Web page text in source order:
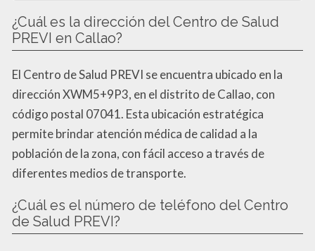
¿Cuál es la dirección del Centro de Salud
PREVI en Callao?
El Centro de Salud PREVI se encuentra ubicado en la
dirección XWM5+9P3, en el distrito de Callao, con
código postal 07041. Esta ubicación estratégica
permite brindar atención médica de calidad a la
población de la zona, con fácil acceso a través de
diferentes medios de transporte.
¿Cuál es el número de teléfono del Centro
de Salud PREVI?